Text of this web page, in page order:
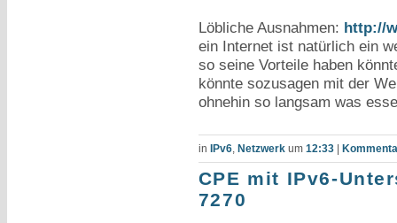
Löbliche Ausnahmen: http://
ein Internet ist natürlich ein
so seine Vorteile haben
könnte sozusagen mit der
ohnehin so langsam was
in IPv6, Netzwerkum 12:33|
CPE mit IPv6-
7270